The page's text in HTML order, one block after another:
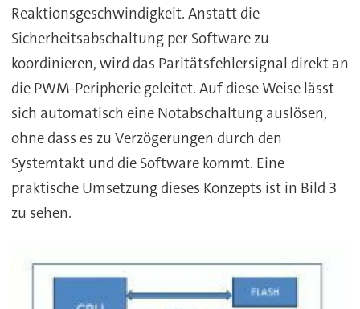
Reaktionsgeschwindigkeit. Anstatt die
Sicherheitsabschaltung per Software zu
koordinieren, wird das Paritätsfehlersignal direkt an
die PWM-Peripherie geleitet. Auf diese Weise lässt
sich automatisch eine Notabschaltung auslösen,
ohne dass es zu Verzögerungen durch den
Systemtakt und die Software kommt. Eine
praktische Umsetzung dieses Konzepts ist in Bild 3
zu sehen.